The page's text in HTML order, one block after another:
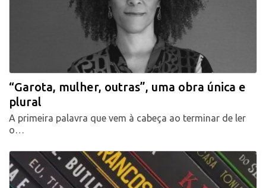
“Garota, mulher, outras”, uma obra única e
plural
A primeira palavra que vem à cabeça ao terminar de ler
o…